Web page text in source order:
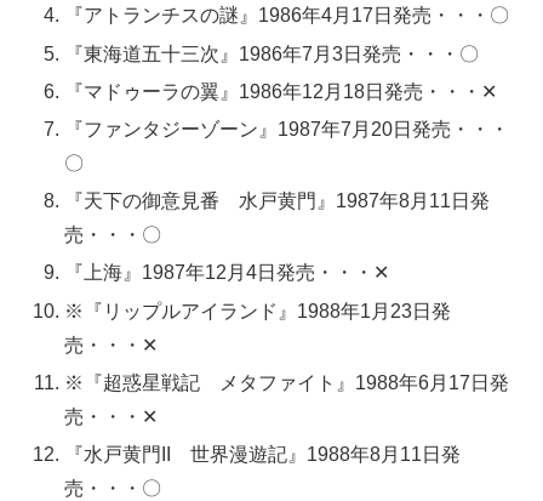
『アトランチスの謎』1986年4月17日発売・・・〇
『東海道五十三次』1986年7月3日発売・・・〇
『マドゥーラの翼』1986年12月18日発売・・・✕
『ファンタジーゾーン』1987年7月20日発売・・・
〇
『天下の御意見番 水戸黄門』1987年8月11日発
売・・・〇
『上海』1987年12月4日発売・・・✕
※『リップルアイランド』1988年1月23日発
売・・・✕
※『超惑星戦記 メタファイト』1988年6月17日発
売・・・✕
『水戸黄門II 世界漫遊記』1988年8月11日発
売・・・〇